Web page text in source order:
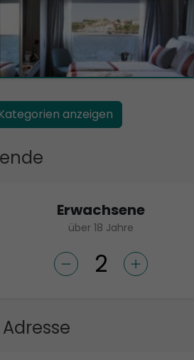
anzeigen
Erwachsene
über 18 Jahre